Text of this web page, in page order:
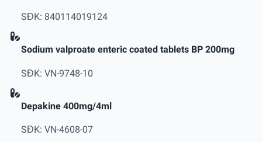
SĐK: 840114019124
Sodium valproate enteric coated tablets BP 200mg
SĐK: VN-9748-10
Depakine 400mg/4ml
SĐK: VN-4608-07